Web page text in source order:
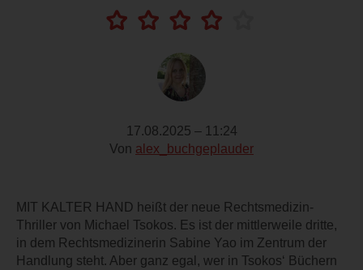
17.08.2025 – 11:24
Von alex_buchgeplauder
MIT KALTER HAND heißt der neue Rechtsmedizin-
Thriller von Michael Tsokos. Es ist der mittlerweile dritte,
in dem Rechtsmedizinerin Sabine Yao im Zentrum der
Handlung steht. Aber ganz egal, wer in Tsokos‘ Büchern